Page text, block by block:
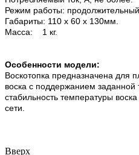
Режим работы:
Габариты: 110 x 60 x 130мм.
Масса: 1 кг.
Особенности модели:
Воскотопка предназначена для
воска с поддержанием
стабильность температуры
сети.
Вверх